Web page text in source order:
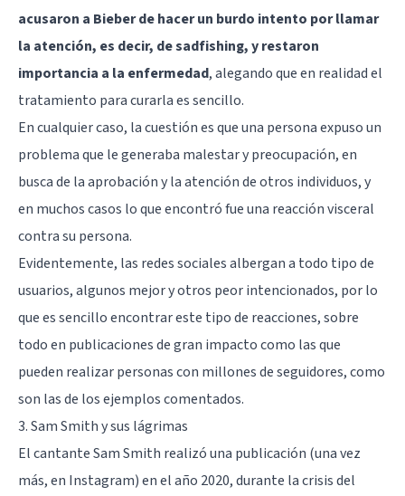
acusaron a Bieber de hacer un burdo intento por llamar
la atención, es decir, de sadfishing, y restaron
importancia a la enfermedad, alegando que en realidad el
tratamiento para curarla es sencillo.
En cualquier caso, la cuestión es que una persona expuso un
problema que le generaba malestar y preocupación, en
busca de la aprobación y la atención de otros individuos, y
en muchos casos lo que encontró fue una reacción visceral
contra su persona.
Evidentemente, las redes sociales albergan a todo tipo de
usuarios, algunos mejor y otros peor intencionados, por lo
que es sencillo encontrar este tipo de reacciones, sobre
todo en publicaciones de gran impacto como las que
pueden realizar personas con millones de seguidores, como
son las de los ejemplos comentados.
3. Sam Smith y sus lágrimas
El cantante Sam Smith realizó una publicación (una vez
más, en Instagram) en el año 2020, durante la crisis del